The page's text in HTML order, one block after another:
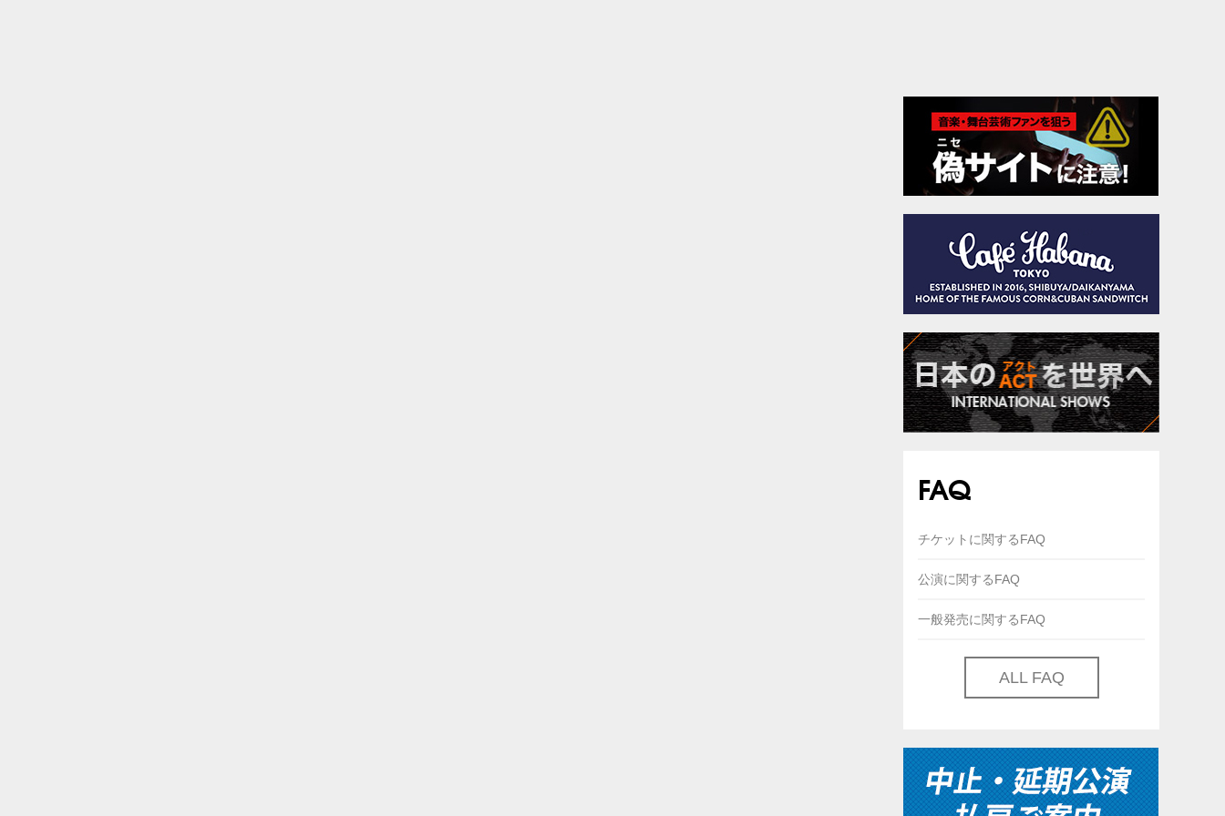
FAQ
チケットに関するFAQ
公演に関するFAQ
一般発売に関するFAQ
ALL FAQ